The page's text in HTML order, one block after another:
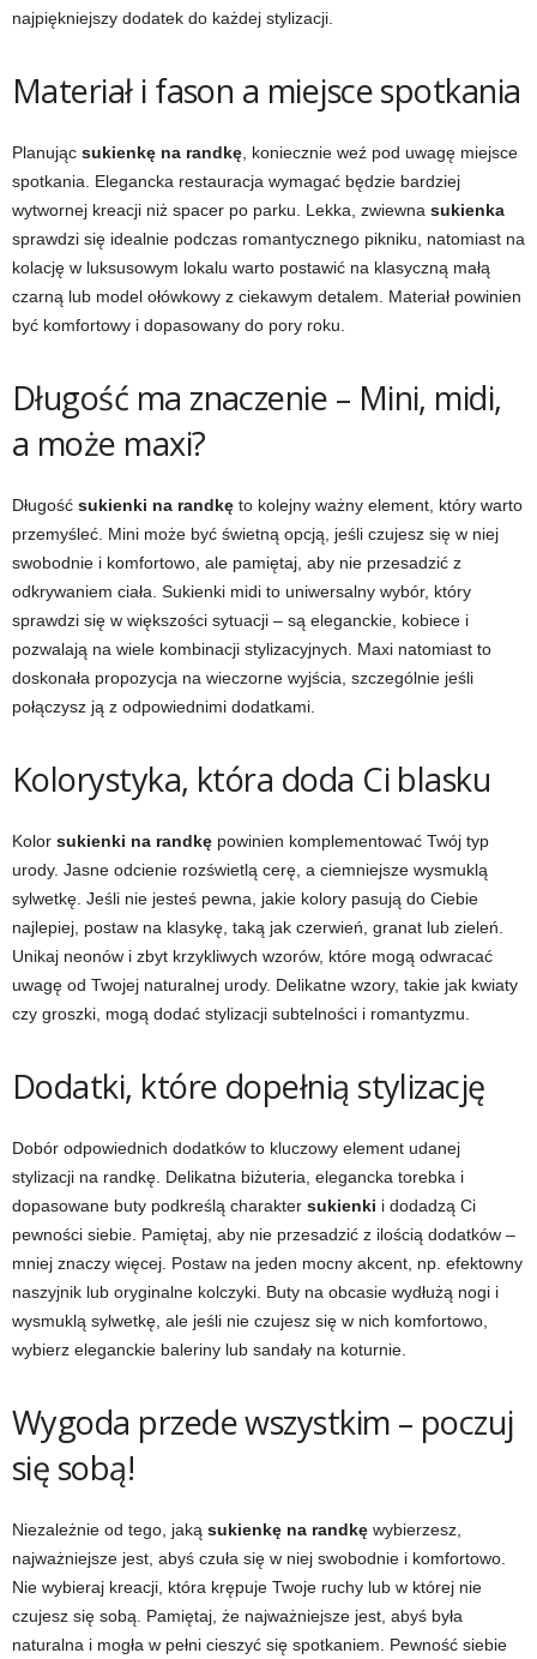
najpiękniejszy dodatek do każdej stylizacji.
Materiał i fason a miejsce spotkania
Planując sukienkę na randkę , koniecznie weź pod uwagę miejsce
spotkania. Elegancka restauracja wymagać będzie bardziej
wytwornej kreacji niż spacer po parku. Lekka, zwiewna sukienka
sprawdzi się idealnie podczas romantycznego pikniku, natomiast na
kolację w luksusowym lokalu warto postawić na klasyczną małą
czarną lub model ołówkowy z ciekawym detalem. Materiał powinien
być komfortowy i dopasowany do pory roku.
Długość ma znaczenie – Mini, midi,
a może maxi?
Długość sukienki na randkę to kolejny ważny element, który warto
przemyśleć. Mini może być świetną opcją, jeśli czujesz się w niej
swobodnie i komfortowo, ale pamiętaj, aby nie przesadzić z
odkrywaniem ciała. Sukienki midi to uniwersalny wybór, który
sprawdzi się w większości sytuacji – są eleganckie, kobiece i
pozwalają na wiele kombinacji stylizacyjnych. Maxi natomiast to
doskonała propozycja na wieczorne wyjścia, szczególnie jeśli
połączysz ją z odpowiednimi dodatkami.
Kolorystyka, która doda Ci blasku
Kolor sukienki na randkę powinien komplementować Twój typ
urody. Jasne odcienie rozświetlą cerę, a ciemniejsze wysmuklą
sylwetkę. Jeśli nie jesteś pewna, jakie kolory pasują do Ciebie
najlepiej, postaw na klasykę, taką jak czerwień, granat lub zieleń.
Unikaj neonów i zbyt krzykliwych wzorów, które mogą odwracać
uwagę od Twojej naturalnej urody. Delikatne wzory, takie jak kwiaty
czy groszki, mogą dodać stylizacji subtelności i romantyzmu.
Dodatki, które dopełnią stylizację
Dobór odpowiednich dodatków to kluczowy element udanej
stylizacji na randkę. Delikatna biżuteria, elegancka torebka i
dopasowane buty podkreślą charakter sukienki i dodadzą Ci
pewności siebie. Pamiętaj, aby nie przesadzić z ilością dodatków –
mniej znaczy więcej. Postaw na jeden mocny akcent, np. efektowny
naszyjnik lub oryginalne kolczyki. Buty na obcasie wydłużą nogi i
wysmuklą sylwetkę, ale jeśli nie czujesz się w nich komfortowo,
wybierz eleganckie baleriny lub sandały na koturnie.
Wygoda przede wszystkim – poczuj
się sobą!
Niezależnie od tego, jaką sukienkę na randkę wybierzesz,
najważniejsze jest, abyś czuła się w niej swobodnie i komfortowo.
Nie wybieraj kreacji, która krępuje Twoje ruchy lub w której nie
czujesz się sobą. Pamiętaj, że najważniejsze jest, abyś była
naturalna i mogła w pełni cieszyć się spotkaniem. Pewność siebie